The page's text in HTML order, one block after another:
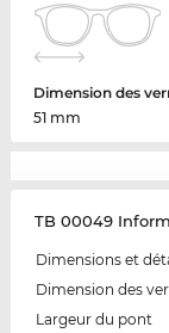
Dimension des
51 mm
TB 00049
Dimensions et
Dimension des
Largeur du pont